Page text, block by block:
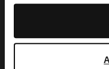
English